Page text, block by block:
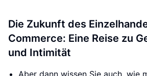
Die Zukunft des
Commerce: Eine Reise zu
und Intimität
Aber dann wissen Sie auch, wie